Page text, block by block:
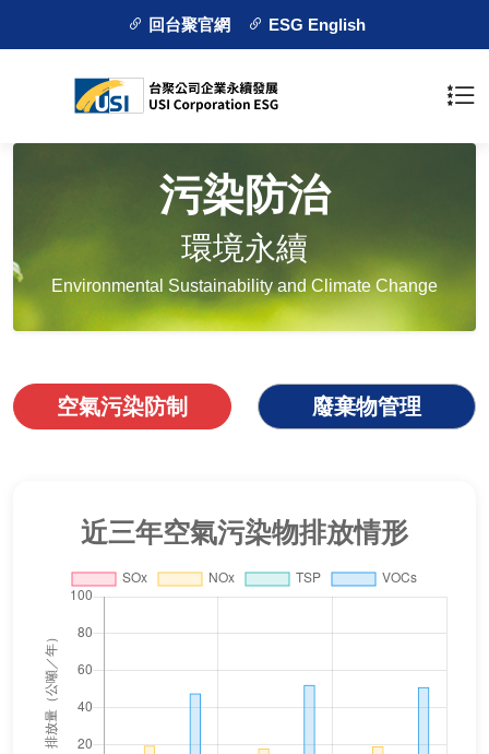
回台聚官網 ESG English
污染防治
環境永續
Environmental Sustainability and Climate Change
空氣污染防制 廢棄物管理